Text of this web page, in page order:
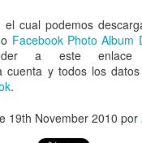
el cual podemos
Facebook Photo Album
a este enlace
cuenta y todos los
.
19th November 2010 por